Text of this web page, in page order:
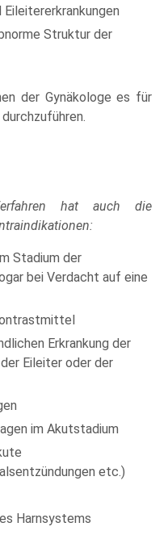
Struktur der
der Gynäkologe es für
hat auch die
Stadium der
bei Verdacht auf eine
Erkrankung der
Eileiter oder der
im Akutstadium
etc.)
Harnsystems